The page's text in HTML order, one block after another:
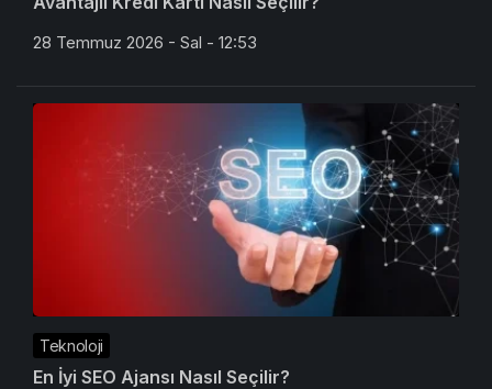
28 Temmuz 2026 - Sal - 12:53
Teknoloji
En İyi SEO Ajansı Nasıl Seçilir?